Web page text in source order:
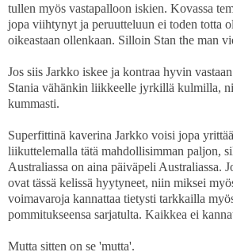
tullen myös vastapalloon iskien. Kovassa
jopa viihtynyt ja peruutteluun ei toden totta
oikeastaan ollenkaan. Silloin Stan the man
Jos siis Jarkko iskee ja kontraa hyvin
Stania vähänkin liikkeelle jyrkillä kulmilla,
kummasti.
Superfittinä kaverina Jarkko voisi jopa
liikuttelemalla tätä mahdollisimman paljon,
Australiassa on aina päiväpeli Australiassa.
ovat tässä kelissä hyytyneet, niin miksei
voimavaroja kannattaa tietysti tarkkailla
pommitukseensa sarjatulta. Kaikkea ei
Mutta sitten on se 'mutta'.